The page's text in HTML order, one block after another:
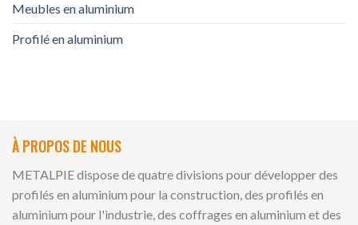
Meubles en aluminium
Profilé en aluminium
À PROPOS DE NOUS
METALPIE dispose de quatre divisions pour développer des
profilés en aluminium pour la construction, des profilés en
aluminium pour l'industrie, des coffrages en aluminium et des